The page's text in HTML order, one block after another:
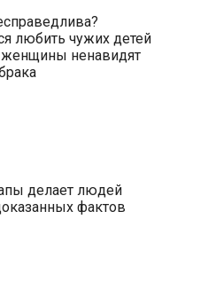
любить чужих детей
женщины ненавидят
делает людей
фактов